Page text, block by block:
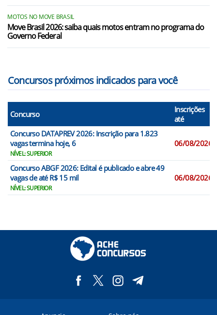
MOTOS NO MOVE BRASIL
Move Brasil 2026: saiba quais motos entram no programa do
Governo Federal
Concursos próximos indicados para você
Concurso
Inscrições
até
Concurso DATAPREV 2026: Inscrição para 1.823
vagas termina hoje, 6
NÍVEL: SUPERIOR
06/08/2026
Concurso ABGF 2026: Edital é publicado e abre 49
vagas de até R$ 15 mil
NÍVEL: SUPERIOR
06/08/2026